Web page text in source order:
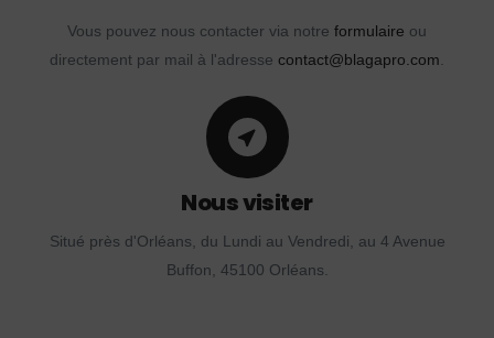
Vous pouvez nous contacter via notre formulaire ou
directement par mail à l'adresse contact@blagapro.com.
Nous visiter
Situé près d'Orléans, du Lundi au Vendredi, au 4 Avenue
Buffon, 45100 Orléans.